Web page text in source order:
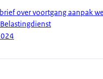
over voortgang aanpak